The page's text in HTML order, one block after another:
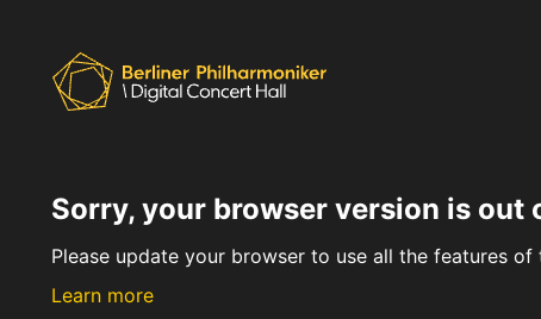
Sorry, your browser version is out
Please update your browser to use all the features
Learn more